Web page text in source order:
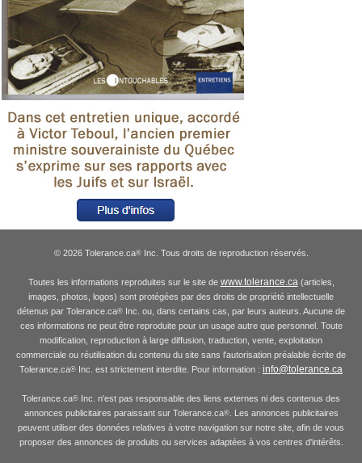
© 2026 Tolerance.ca®Inc. Tous droits de reproduction réservés.
Toutes les informations reproduites sur le site de www.tolerance.ca(articles,
images, photos, logos) sont protégées par des droits de propriété intellectuelle
détenus par Tolerance.ca® Inc. ou, dans certains cas, par leurs auteurs. Aucune de
ces informations ne peut être reproduite pour un usage autre que personnel. Toute
modification, reproduction à large diffusion, traduction, vente, exploitation
commerciale ou réutilisation du contenu du site sans l'autorisation préalable écrite de
Tolerance.ca® Inc. est strictement interdite. Pour information : info@tolerance.ca
Tolerance.ca® Inc. n'est pas responsable des liens externes ni des contenus des
annonces publicitaires paraissant sur Tolerance.ca®. Les annonces publicitaires
peuvent utiliser des données relatives à votre navigation sur notre site, afin de vous
proposer des annonces de produits ou services adaptées à vos centres d'intérêts.